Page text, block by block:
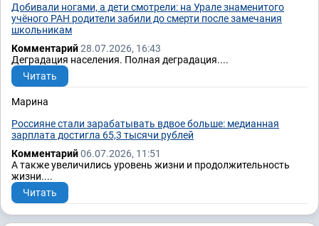
Добивали ногами, а дети смотрели: на Урале знаменитого
учёного РАН родители забили до смерти после замечания
школьникам
Комментарий28.07.2026, 16:43
Деградация населения. Полная деградация....
Читать
Марина
Россияне стали зарабатывать вдвое больше: медианная
зарплата достигла 65,3 тысячи рублей
Комментарий06.07.2026, 11:51
А также увеличились уровень жизни и продолжительность
жизни....
Читать